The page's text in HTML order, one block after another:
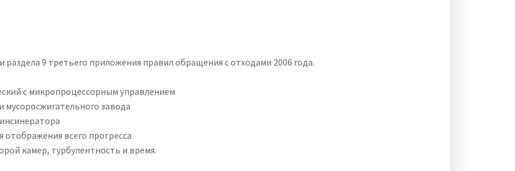
9 третьего приложения правил обращения с отходами 2006 года.
с микропроцессорным управлением
завода
всего прогресса
камер, турбулентность и время.